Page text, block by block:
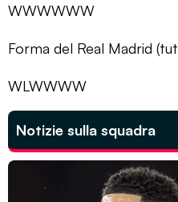
WWWWWW
Forma del Real Madrid
WLWWWW
Notizie sulla squadra